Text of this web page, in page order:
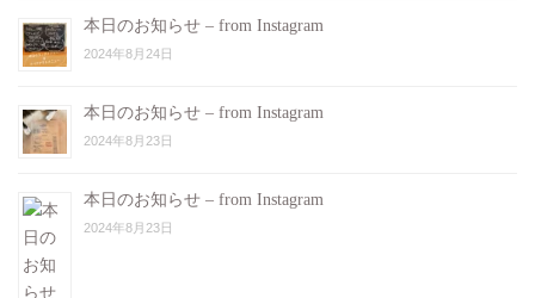
本日のお知らせ – from Instagram
2024年8月24日
本日のお知らせ – from Instagram
2024年8月23日
本日のお知らせ – from Instagram
2024年8月23日